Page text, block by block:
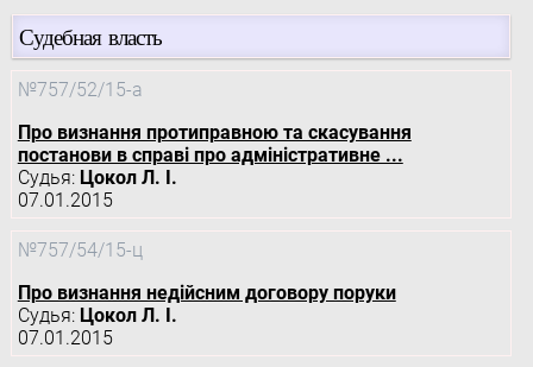
Судебная власть
№757/52/15-а
Про визнання протиправною та скасування
постанови в справі про адміністративне ...
Судья: Цокол Л. І.
07.01.2015
№757/54/15-ц
Про визнання недійсним договору поруки
Судья: Цокол Л. І.
07.01.2015